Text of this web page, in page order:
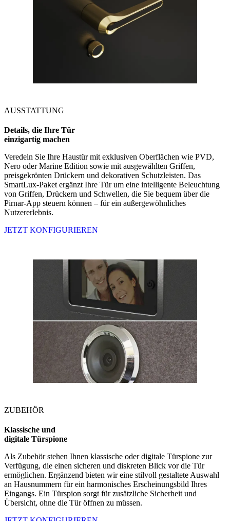
AUSSTATTUNG
Details, die Ihre Tür
einzigartig machen
Veredeln Sie Ihre Haustür mit exklusiven Oberflächen wie PVD,
Nero oder Marine Edition sowie mit ausgewählten Griffen,
preisgekrönten Drückern und dekorativen Schutzleisten. Das
SmartLux-Paket ergänzt Ihre Tür um eine intelligente Beleuchtung
von Griffen, Drückern und Schwellen, die Sie bequem über die
Pirnar-App steuern können – für ein außergewöhnliches
Nutzererlebnis.
JETZT KONFIGURIEREN
ZUBEHÖR
Klassische und
digitale Türspione
Als Zubehör stehen Ihnen klassische oder digitale Türspione zur
Verfügung, die einen sicheren und diskreten Blick vor die Tür
ermöglichen. Ergänzend bieten wir eine stilvoll gestaltete Auswahl
an Hausnummern für ein harmonisches Erscheinungsbild Ihres
Eingangs. Ein Türspion sorgt für zusätzliche Sicherheit und
Übersicht, ohne die Tür öffnen zu müssen.